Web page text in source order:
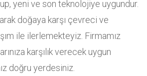
yeni ve son teknolojiye uygundur.
doğaya karşı çevreci ve
ile ilerlemekteyiz. Firmamız
karşılık verecek uygun
doğru yerdesiniz.